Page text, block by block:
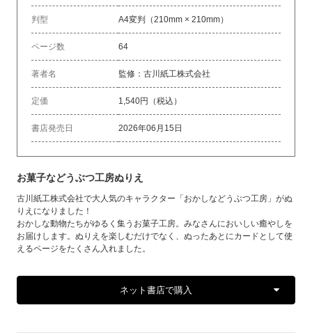
判型 A4変判（210mm × 210mm）
ページ数 64
著者名 監修：古川紙工株式会社
定価 1,540円（税込）
書店発売日 2026年06月15日
お菓子などうぶつ工房ぬりえ
古川紙工株式会社で大人気のキャラクター「おかしなどうぶつ工房」がぬ
りえになりました！
おかしな動物たちがゆるく集うお菓子工房。みなさんにおいしい癒やしを
お届けします。ぬりえを楽しむだけでなく、ぬったあとにカードとして使
えるページをたくさん入れました。
ネット書店で購入